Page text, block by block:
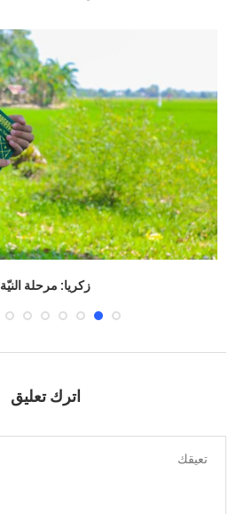
زكريا: مرحلة النيّة
اترك تعليق